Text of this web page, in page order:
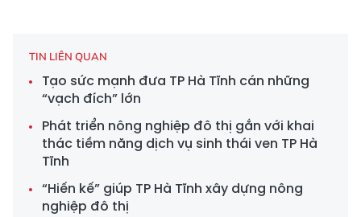
TIN LIÊN QUAN
Tạo sức mạnh đưa TP Hà Tĩnh cán những
“vạch đích” lớn
Phát triển nông nghiệp đô thị gắn với khai
thác tiềm năng dịch vụ sinh thái ven TP Hà
Tĩnh
“Hiến kế” giúp TP Hà Tĩnh xây dựng nông
nghiệp đô thị